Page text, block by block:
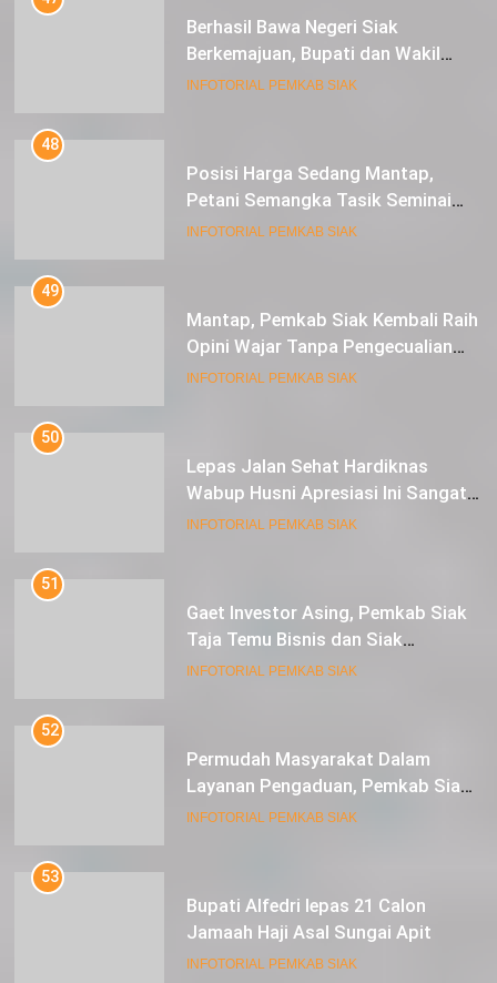
Berhasil Bawa Negeri Siak
Berkemajuan, Bupati dan Wakil
Bupati Siak Terima Gelar Adat
INFOTORIAL PEMKAB SIAK
48
Posisi Harga Sedang Mantap,
Petani Semangka Tasik Seminai
Raup Untung
INFOTORIAL PEMKAB SIAK
49
Mantap, Pemkab Siak Kembali Raih
Opini Wajar Tanpa Pengecualian
ke-13 Dari BPK RI.
INFOTORIAL PEMKAB SIAK
50
Lepas Jalan Sehat Hardiknas
Wabup Husni Apresiasi Ini Sangat
Luar Biasa
INFOTORIAL PEMKAB SIAK
51
Gaet Investor Asing, Pemkab Siak
Taja Temu Bisnis dan Siak
Expoversary 2024
INFOTORIAL PEMKAB SIAK
52
Permudah Masyarakat Dalam
Layanan Pengaduan, Pemkab Siak
Luncurkan Aplikasi SIP PUAN
INFOTORIAL PEMKAB SIAK
53
Bupati Alfedri lepas 21 Calon
Jamaah Haji Asal Sungai Apit
INFOTORIAL PEMKAB SIAK